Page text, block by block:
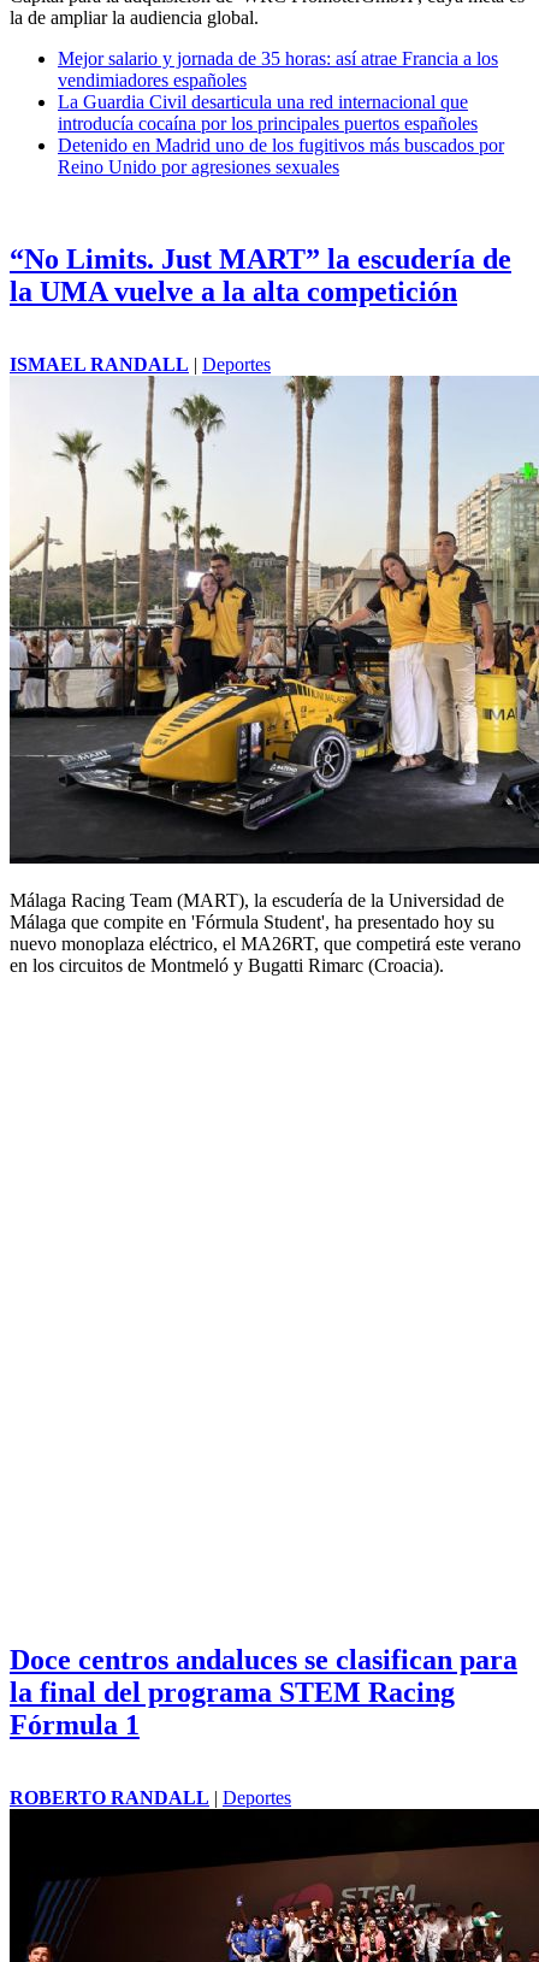
la de ampliar la audiencia global.
Mejor salario y jornada de 35 horas: así atrae Francia a los
vendimiadores españoles
La Guardia Civil desarticula una red internacional que
introducía cocaína por los principales puertos españoles
Detenido en Madrid uno de los fugitivos más buscados por
Reino Unido por agresiones sexuales
“No Limits. Just MART” la escudería de
la UMA vuelve a la alta competición
ISMAEL RANDALL | Deportes
Málaga Racing Team (MART), la escudería de la Universidad de
Málaga que compite en 'Fórmula Student', ha presentado hoy su
nuevo monoplaza eléctrico, el MA26RT, que competirá este verano
en los circuitos de Montmeló y Bugatti Rimarc (Croacia).
Doce centros andaluces se clasifican para
la final del programa STEM Racing
Fórmula 1
ROBERTO RANDALL | Deportes